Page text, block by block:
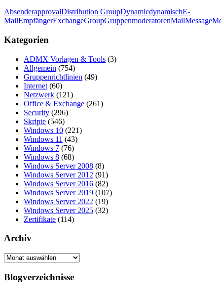
AbsenderapprovalDistribution GroupDynamicdynamischE-
MailEmpfängerExchangeGroupGruppenmoderatorenMailMessage
Kategorien
ADMX Vorlagen & Tools (3)
Allgemein (754)
Gruppenrichtlinien (49)
Internet (60)
Netzwerk (121)
Office & Exchange (261)
Security (296)
Skripte (546)
Windows 10 (221)
Windows 11 (43)
Windows 7 (76)
Windows 8 (68)
Windows Server 2008 (8)
Windows Server 2012 (91)
Windows Server 2016 (82)
Windows Server 2019 (107)
Windows Server 2022 (19)
Windows Server 2025 (32)
Zertifikate (114)
Archiv
Archiv
Blogverzeichnisse